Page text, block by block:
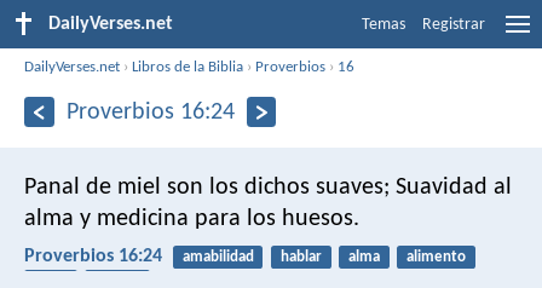
DailyVerses.net Temas Registrar
DailyVerses.net ›Libros de la Biblia › Proverbios › 16
Proverbios 16:24
Panal de miel son los dichos suaves; Suavidad al
alma y medicina para los huesos.
Proverbios 16:24 amabilidad hablar alma
alimento